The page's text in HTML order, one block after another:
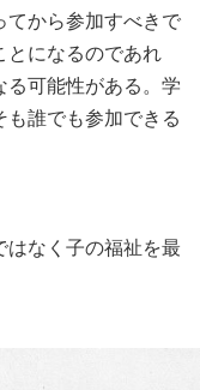
てから参加すべきで
とになるのであれ
る可能性がある。学
誰でも参加できる
はなく子の福祉を最